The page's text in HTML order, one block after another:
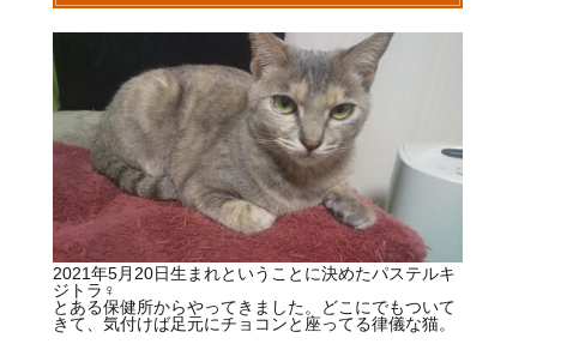
2021年5月20日生まれということに決めたパステルキ
ジトラ♀
とある保健所からやってきました。どこにでもついて
きて、気付けば足元にチョコンと座ってる律儀な猫。